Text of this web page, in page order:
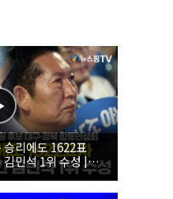
리에도 1622표
민석 1위 수성 |
대표·최고위원 후